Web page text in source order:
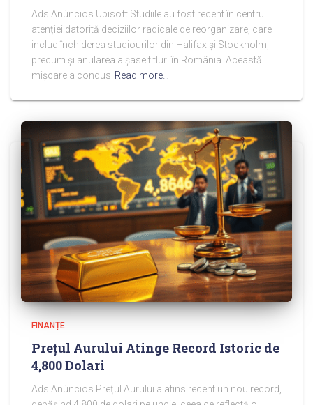
Ads Anúncios Ubisoft Studiile au fost recent în centrul
atenției datorită deciziilor radicale de reorganizare, care
includ închiderea studiourilor din Halifax și Stockholm,
precum și anularea a șase titluri în România. Această
mișcare a condus Read more…
FINANȚE
Prețul Aurului Atinge Record Istoric de
4,800 Dolari
Ads Anúncios Prețul Aurului a atins recent un nou record,